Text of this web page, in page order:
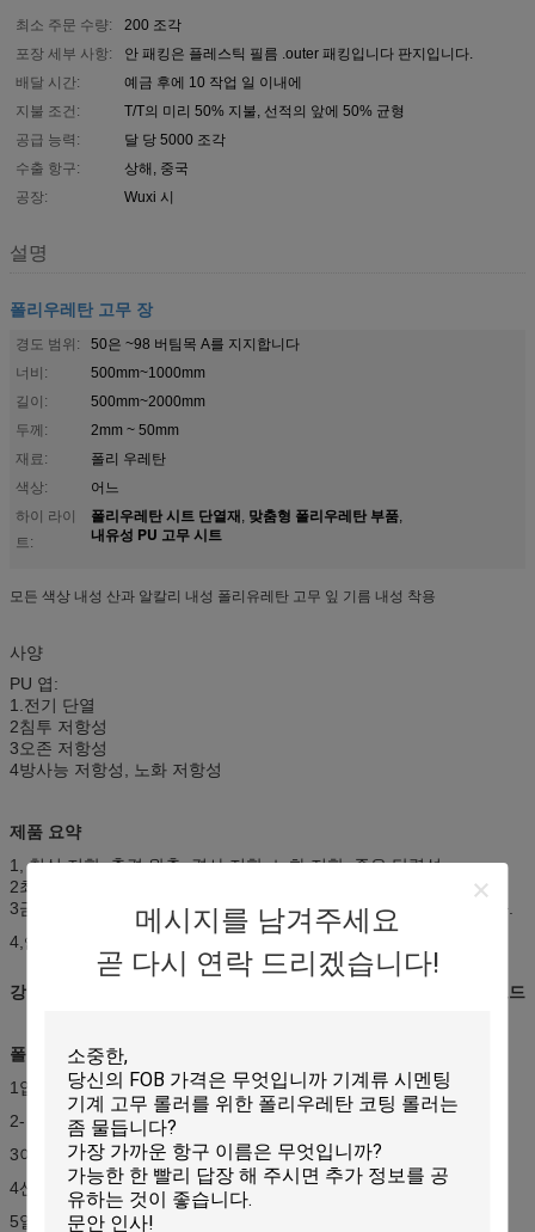
메시지를 남겨주세요
곧 다시 연락 드리겠습니다!
최소 주문 수량:
200 조각
포장 세부 사항:
안 패킹은 플레스틱 필름 .outer 패킹입니다 판지입니다.
배달 시간:
예금 후에 10 작업 일 이내에
지불 조건:
T/T의 미리 50% 지불, 선적의 앞에 50% 균형
공급 능력:
달 당 5000 조각
수출 항구:
상해, 중국
공장:
Wuxi 시
설명
폴리우레탄 고무 장
경도 범위:
50은 ~98 버팀목 A를 지지합니다
너비:
500mm~1000mm
길이:
500mm~2000mm
두께:
2mm ~ 50mm
재료:
폴리 우레탄
색상:
어느
하이 라이
트:
폴리우레탄 시트 단열재, 맞춤형 폴리우레탄 부품,
내유성 PU 고무 시트
모든 색상 내성 산과 알칼리 내성 폴리유레탄 고무 잎 기름 내성 착용
사양
PU 엽:
1. 전기 단열
2침투 저항성
3오존 저항성
4방사능 저항성, 노화 저항성
제품 요약
1, 침식 저항, 충격 완충, 경사 저항, 노화 저항, 좋은 탄력성
2최대 두께는 50mm
3금속공업,건축공업,광업,석유,자동차 등에 널리 사용되고 있습니다.
4, 압축 방지 또는 충격을 흡수하는 쿠션으로
강도 50 셰어 A ~ 95 셰어 A 폴리우레탄 고무 장판 및 폴리우레탄 보드
폴리우레탄 고무 장판 및 폴리우레탄 판의 적용:
1압축 방지 또는 충격 흡수 기능이 있는 쿠션
2- 산업용 기계의 중량 부품
3이상적인 압축 방지 제품
4산업용 밀폐 쿠션, 스크린 프린팅 스크래퍼
5일반 기계장비, 작업 테이블 등